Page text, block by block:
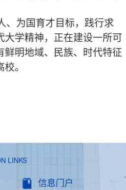
、为国育才目标，践行求
大学精神，正在建设一所可
鲜明地域、
民族、时代特征
。
LINKS
信息门户